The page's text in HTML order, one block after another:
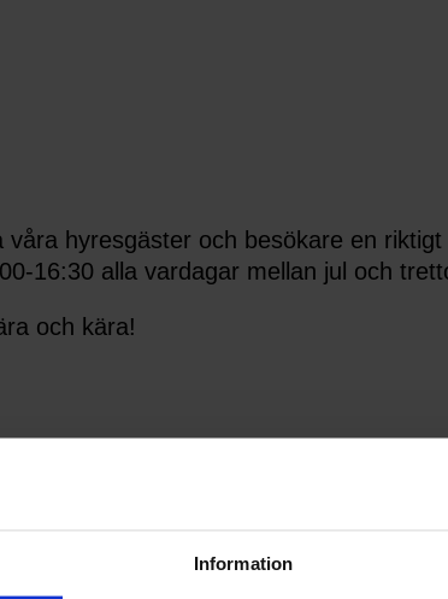
Information
hyresgäster och besökare en
16:30 alla vardagar mellan jul och
och kära!